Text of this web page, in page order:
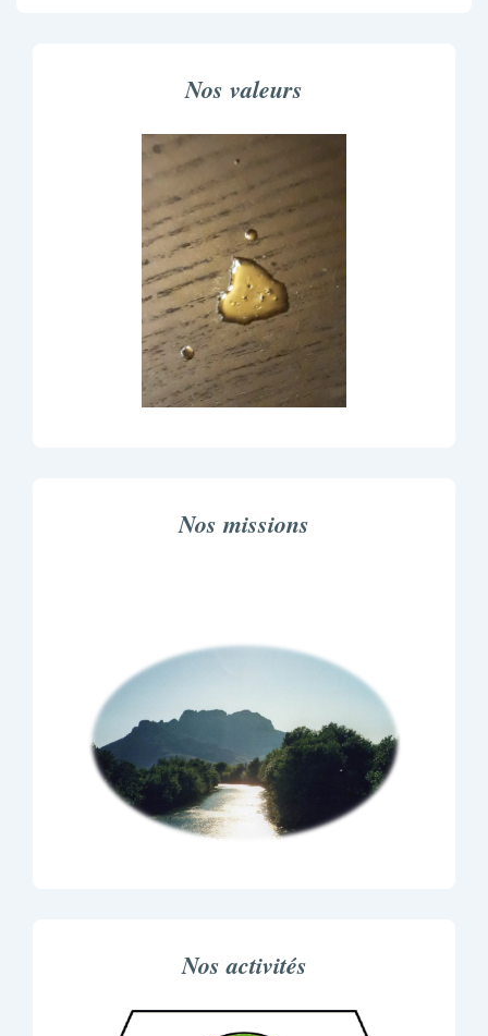
Nos valeurs
Nos missions
Nos activités